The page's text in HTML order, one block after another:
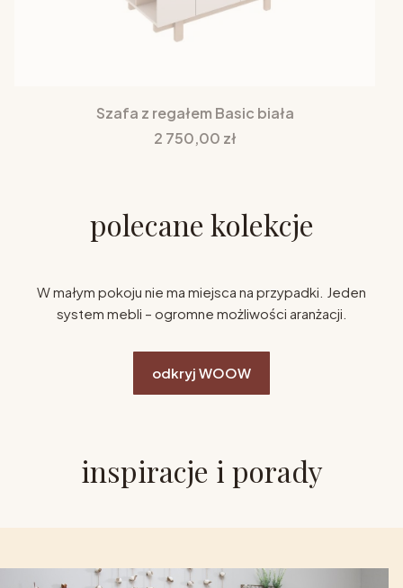
Szafa z regałem Basic biała
Cena
2 750,00 zł
polecane kolekcje
W małym pokoju nie ma miejsca na przypadki. Jeden
system mebli – ogromne możliwości aranżacji.
odkryj WOOW
inspiracje i porady